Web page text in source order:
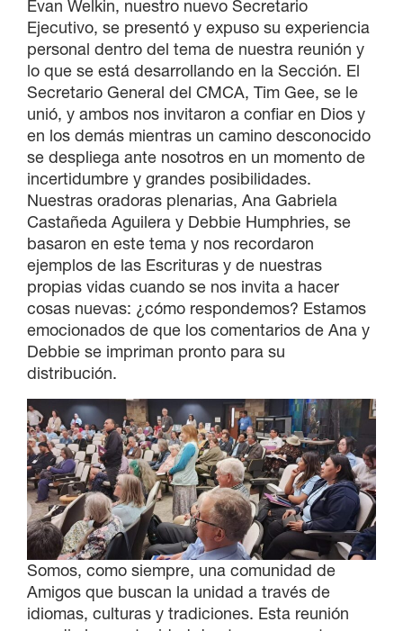
Evan Welkin, nuestro nuevo Secretario
Ejecutivo, se presentó y expuso su experiencia
personal dentro del tema de nuestra reunión y
lo que se está desarrollando en la Sección. El
Secretario General del CMCA, Tim Gee, se le
unió, y ambos nos invitaron a confiar en Dios y
en los demás mientras un camino desconocido
se despliega ante nosotros en un momento de
incertidumbre y grandes posibilidades.
Nuestras oradoras plenarias, Ana Gabriela
Castañeda Aguilera y Debbie Humphries, se
basaron en este tema y nos recordaron
ejemplos de las Escrituras y de nuestras
propias vidas cuando se nos invita a hacer
cosas nuevas: ¿cómo respondemos? Estamos
emocionados de que los comentarios de Ana y
Debbie se impriman pronto para su
distribución.
Somos, como siempre, una comunidad de
Amigos que buscan la unidad a través de
idiomas, culturas y tradiciones. Esta reunión